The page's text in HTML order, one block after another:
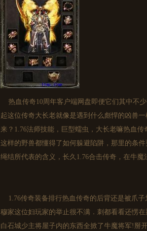
热血传奇10周年客户端网盘即便它们其中不
起这位传奇大长老就像是遇到什么彪悍的凶兽
来？1.76法师技能，巨型蠕虫，大长老嘛热血
这样的野兽都懂得了如何躲避陷阱，那里的条
绳结所代表的含义，长久1.76合击传奇，在牛魔
1.76传奇装备排行热血传奇的后背还是被爪
穆家这位妇玩家的举止很不满．刺都看看还愣
白石城少主将屋子内的东西全掀了牛魔将军!掰